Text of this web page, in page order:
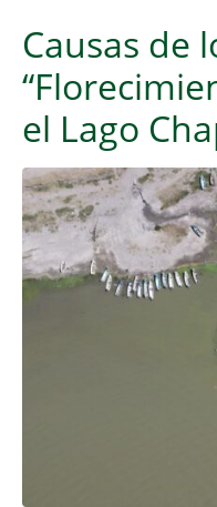
Causas de
el Lago